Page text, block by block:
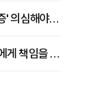
손발톱 들뜨고 벗겨진다면 '조갑박리증' 의심해야 [김철윤 원장 칼럼]
자율주행자동차 사고, 피해자는 누구에게 책임을 물을 수 있을까